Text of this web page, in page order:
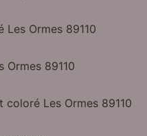
Ormes 89110
Ormes 89110
Les Ormes 89110